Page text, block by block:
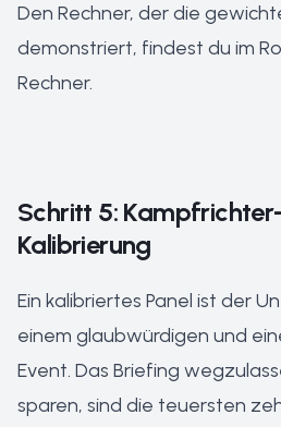
Den Rechner, der die
demonstriert, findest du im
Rechner.
Schritt 5:
Kalibrierung
Ein kalibriertes Panel ist der
einem glaubwürdigen und
Event. Das Briefing
sparen, sind die teuersten